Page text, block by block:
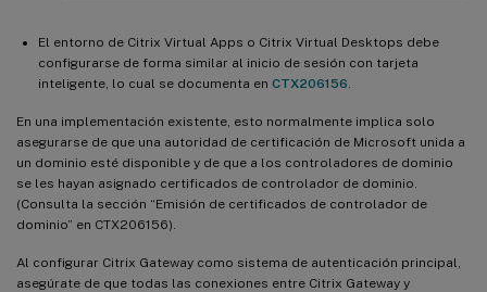
El entorno de Citrix Virtual Apps o Citrix Virtual Desktops debe
configurarse de forma similar al inicio de sesión con tarjeta
inteligente, lo cual se documenta en CTX206156
En una implementación existente, esto normalmente implica solo
asegurarse de que una autoridad de certificación de Microsoft unida a
un dominio esté disponible y de que a los controladores de dominio
se les hayan asignado certificados de controlador de dominio.
(Consulta la sección “Emisión de certificados de controlador de
dominio” en CTX206156).
Al configurar Citrix Gateway como sistema de autenticación principal,
asegúrate de que todas las conexiones entre Citrix Gateway y